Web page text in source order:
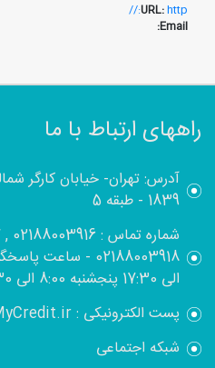
URL:http://
Email:
راههای ارتباط با ما
آدرس: تهران- خیابان کارگر
1839 - طبقه 5
الی 17:30 پنجشنبه 8:00 الی 12:30
پست الکترونیکی : info@MyCredit.ir
شبکه اجتماعی